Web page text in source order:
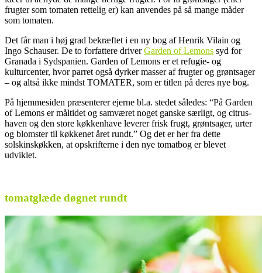
frugter som tomaten rettelig er) kan anvendes på så mange måder
som tomaten.
Det får man i høj grad bekræftet i en ny bog af Henrik Vilain og
Ingo Schauser. De to forfattere driverGarden of Lemons syd for
Granada i Sydspanien. Garden of Lemons er et refugie- og
kulturcenter, hvor parret også dyrker masser af frugter og grøntsager
– og altså ikke mindst TOMATER, som er titlen på deres nye bog.
På hjemmesiden præsenterer ejerne bl.a. stedet således: “På Garden
of Lemons er måltidet og samværet noget ganske særligt, og citrus-
haven og den store køkkenhave leverer frisk frugt, grøntsager, urter
og blomster til køkkenet året rundt.” Og det er her fra dette
solskinskøkken, at opskrifterne i den nye tomatbog er blevet
udviklet.
tomatglæde døgnet rundt